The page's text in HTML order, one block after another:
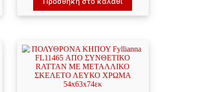
€79.90.
είναι:
€63.90.